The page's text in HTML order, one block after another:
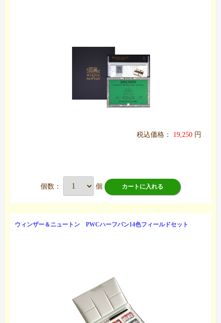
税込価格： 19,250 円
個数： 個 カートに入れる
ウィンザー＆ニュートン PWCハーフパン14色フィールドセット